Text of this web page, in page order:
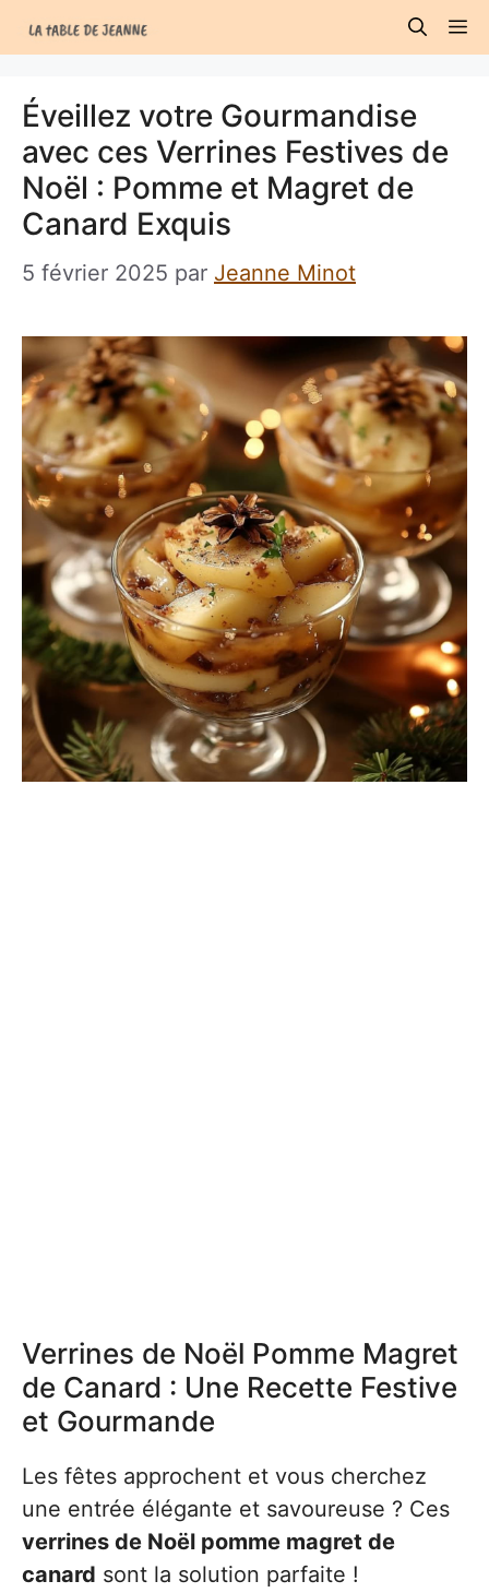
au
Éveillez votre Gourmandise
avec ces Verrines Festives de
Noël : Pomme et Magret de
Canard Exquis
5 février 2025 par Jeanne Minot
Verrines de Noël Pomme Magret
de Canard : Une Recette Festive
et Gourmande
Les fêtes approchent et vous cherchez
une entrée élégante et savoureuse ? Ces
verrines de Noël pomme magret de
canard sont la solution parfaite !